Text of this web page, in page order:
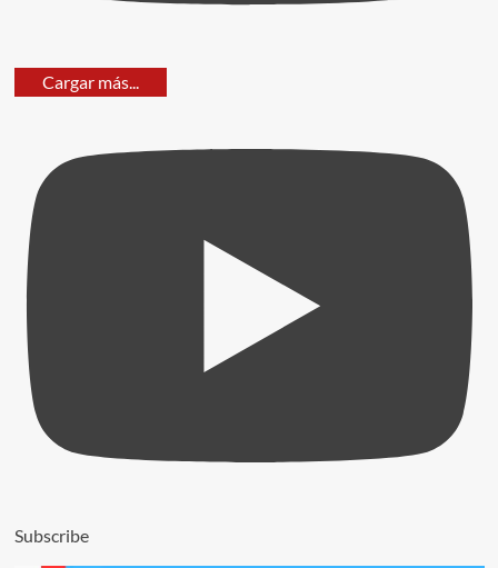
Cargar más...
Subscribe